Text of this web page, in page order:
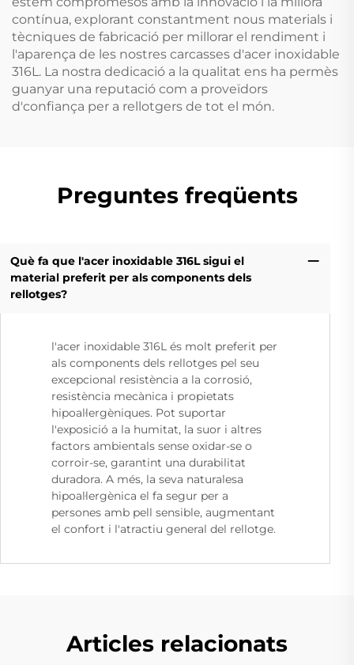
contínua, explorant constantment nous materials i
tècniques de fabricació per millorar el rendiment i
l'aparença de les nostres carcasses d'acer inoxidable
316L. La nostra dedicació a la qualitat ens ha permès
guanyar una reputació com a proveïdors
d'confiança per a rellotgers de tot el món.
Preguntes freqüents
Què fa que l'acer inoxidable 316L sigui el
material preferit per als components dels
rellotges?
l'acer inoxidable 316L és molt preferit per
als components dels rellotges pel seu
excepcional resistència a la corrosió,
resistència mecànica i propietats
hipoal·lergèniques. Pot suportar
l'exposició a la humitat, la suor i altres
factors ambientals sense oxidar-se o
corroir-se, garantint una durabilitat
duradora. A més, la seva naturalesa
hipoal·lergènica el fa segur per a
persones amb pell sensible, augmentant
el confort i l'atractiu general del rellotge.
Articles relacionats